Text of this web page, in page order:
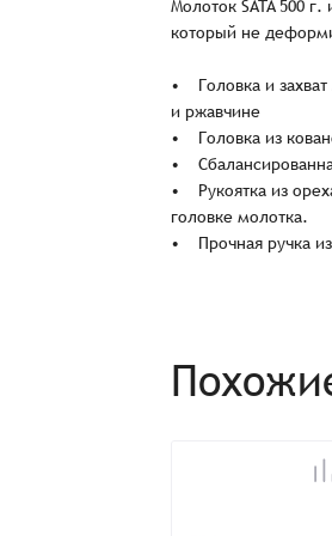
Заказ
Молоток SATA 500
который не
• Головка и захват
и ржавчине
• Головка из
•
• Рукоятка из
головке молотка.
• Прочная ручка из